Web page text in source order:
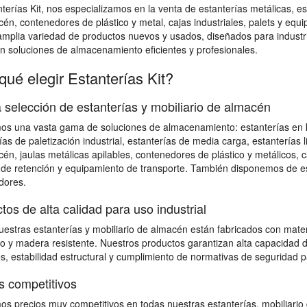
Kit, nos especializamos en la venta de estanterías metálicas,
contenedores de plástico y metal, cajas industriales, palets y
variedad de productos nuevos y usados, diseñados para
soluciones de almacenamiento eficientes y profesionales.
elegir Estanterías Kit?
selección de estanterías y mobiliario de almacén
una vasta gama de soluciones de almacenamiento: estanterías
de paletización industrial, estanterías de media carga,
jaulas metálicas apilables, contenedores de plástico y metálicos,
retención y equipamiento de transporte. También disponemos de
de alta calidad para uso industrial
estanterías y mobiliario de almacén están fabricados con
y madera resistente. Nuestros productos garantizan alta capacidad
estabilidad estructural y cumplimiento de normativas de seguridad
competitivos
precios muy competitivos en todas nuestras estanterías,